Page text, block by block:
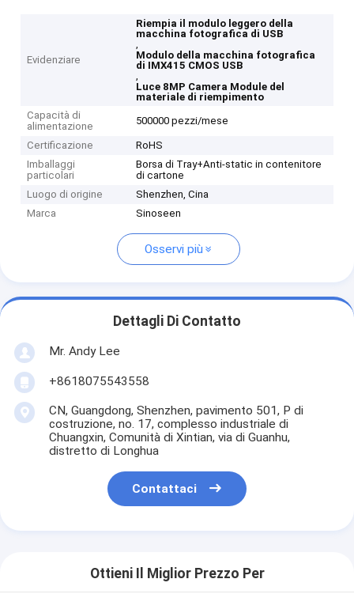
Evidenziare
Riempia il modulo leggero della
macchina fotografica di USB
,
Modulo della macchina fotografica
di IMX415 CMOS USB
,
Luce 8MP Camera Module del
materiale di riempimento
Capacità di
alimentazione
500000 pezzi/mese
Certificazione
RoHS
Imballaggi
particolari
Borsa di Tray+Anti-static in contenitore
di cartone
Luogo di origine
Shenzhen, Cina
Marca
Sinoseen
Osservi più
Dettagli Di Contatto
Mr. Andy Lee
+8618075543558
CN, Guangdong, Shenzhen, pavimento 501, P di
costruzione, no. 17, complesso industriale di
Chuangxin, Comunità di Xintian, via di Guanhu,
distretto di Longhua
Contattaci
Ottieni Il Miglior Prezzo Per